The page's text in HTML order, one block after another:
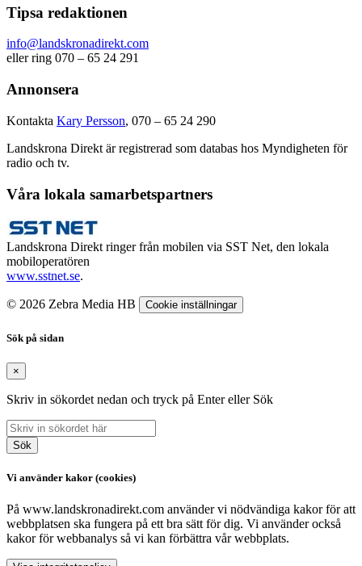
Tipsa redaktionen
info@landskronadirekt.com
eller ring 070 – 65 24 291
Annonsera
Kontakta Kary Persson, 070 – 65 24 290
Landskrona Direkt är registrerad som databas hos Myndigheten för
radio och tv.
Våra lokala samarbetspartners
Landskrona Direkt ringer från mobilen via SST Net, den lokala
mobiloperatören
www.sstnet.se.
© 2026 Zebra Media HB Cookie inställningar
Sök på sidan
×
Skriv in sökordet nedan och tryck på Enter eller Sök
Sök
Vi använder kakor (cookies)
På www.landskronadirekt.com använder vi nödvändiga kakor för att
webbplatsen ska fungera på ett bra sätt för dig. Vi använder också
kakor för webbanalys så vi kan förbättra vår webbplats.